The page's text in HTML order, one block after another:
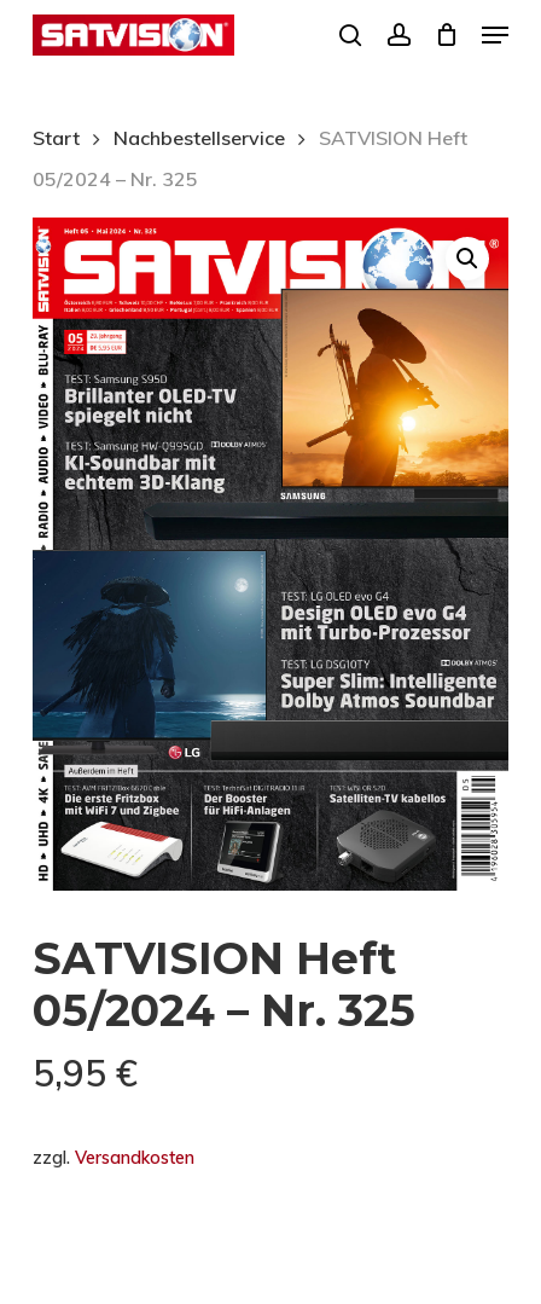
Skip
content
search
Menu
Start Nachbestellservice
SATVISION Heft
05/2024 – Nr. 325
SATVISION Heft
05/2024 – Nr. 325
5,95 €
zzgl. Versandkosten